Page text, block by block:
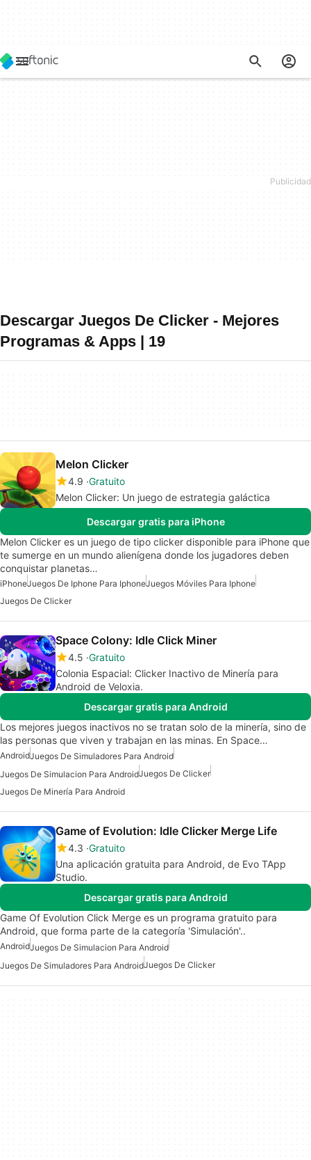
Descargar Juegos De Clicker - Mejores
Programas & Apps | 19
Melon Clicker
4.9 Gratuito
Melon Clicker: Un juego de estrategia galáctica
Descargar gratis para iPhone
Melon Clicker es un juego de tipo clicker disponible para iPhone que
te sumerge en un mundo alienígena donde los jugadores deben
conquistar planetas…
iPhoneJuegos De Iphone Para IphoneJuegos Móviles Para Iphone
Juegos De Clicker
Space Colony: Idle Click Miner
4.5 Gratuito
Colonia Espacial: Clicker Inactivo de Minería para
Android de Veloxia.
Descargar gratis para Android
Los mejores juegos inactivos no se tratan solo de la minería, sino de
las personas que viven y trabajan en las minas. En Space…
AndroidJuegos De Simuladores Para Android
Juegos De Simulacion Para AndroidJuegos De Clicker
Juegos De Minería Para Android
Game of Evolution: Idle Clicker Merge Life
4.3 Gratuito
Una aplicación gratuita para Android, de Evo TApp
Studio.
Descargar gratis para Android
Game Of Evolution Click Merge es un programa gratuito para
Android, que forma parte de la categoría 'Simulación'..
AndroidJuegos De Simulacion Para Android
Juegos De Simuladores Para AndroidJuegos De Clicker